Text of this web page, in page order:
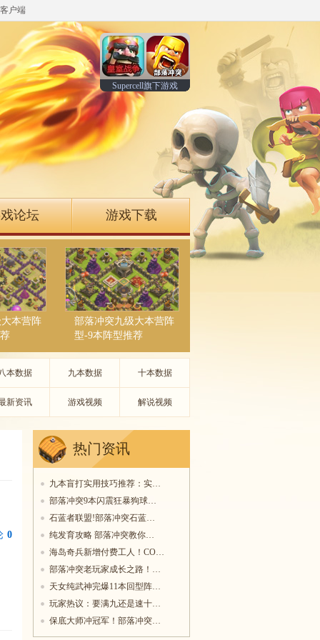
户端
Supercell旗下游戏
论坛 游戏下载
本营阵
部落冲突九级大本营阵
型-9本阵型推荐
本数据 九本数据 十本数据
新资讯 游戏视频 解说视频
0
热门资讯
九本盲打实用技巧推荐：实…
部落冲突9本闪震狂暴狗球…
石蓝者联盟!部落冲突石蓝…
纯发育攻略 部落冲突教你…
海岛奇兵新增付费工人！CO…
部落冲突老玩家成长之路！…
天女纯武神完爆11本回型阵…
玩家热议：要满九还是速十…
保底大师冲冠军！部落冲突…